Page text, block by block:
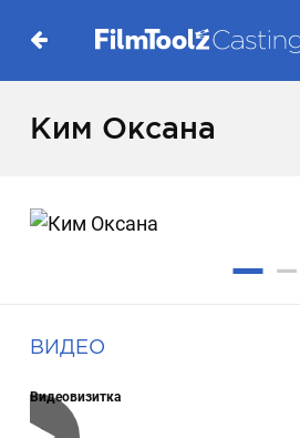
Ким Оксана
ВИДЕО
Видеовизитка